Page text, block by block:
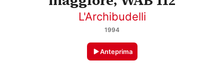
L'Archibudelli
1994
Anteprima